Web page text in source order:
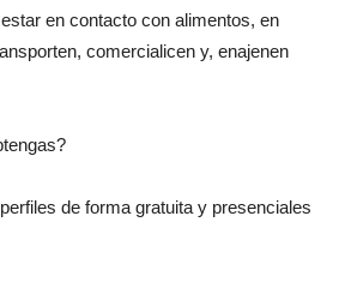
en contacto con alimentos, en
comercialicen y, enajenen
de forma gratuita y presenciales